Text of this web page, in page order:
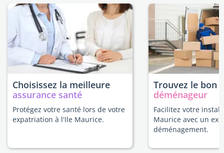
Choisissez la meilleure
assurance santé
Protégez votre santé lors de votre
expatriation à l'Ile Maurice.
Trouvez le bon
déménageur
Facilitez votre
Maurice avec un
déménagement.